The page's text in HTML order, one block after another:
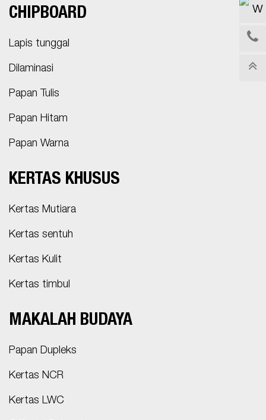
CHIPBOARD
Lapis tunggal
Dilaminasi
Papan Tulis
Papan Hitam
Papan Warna
KERTAS KHUSUS
Kertas Mutiara
Kertas sentuh
Kertas Kulit
Kertas timbul
MAKALAH BUDAYA
Papan Dupleks
Kertas NCR
Kertas LWC